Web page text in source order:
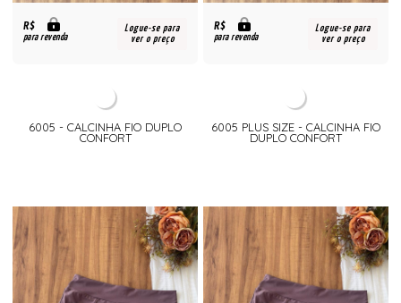
R$
para revenda
Logue-se para
ver o preço
6005 - CALCINHA FIO DUPLO
CONFORT
R$
para revenda
Logue-se para
ver o preço
6005 PLUS SIZE - CALCINHA FIO
DUPLO CONFORT